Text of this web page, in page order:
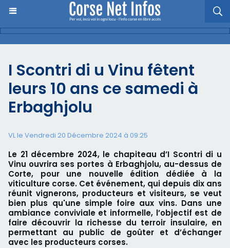
I Scontri di u Vinu fêtent
leurs 10 ans ce samedi à
Erbaghjolu
VL le Vendredi 20 Décembre 2024 à 09:25
Le 21 décembre 2024, le chapiteau d’I Scontri di u
Vinu ouvrira ses portes à Erbaghjolu, au-dessus de
Corte, pour une nouvelle édition dédiée à la
viticulture corse. Cet événement, qui depuis dix ans
réunit vignerons, producteurs et visiteurs, se veut
bien plus qu'une simple foire aux vins. Dans une
ambiance conviviale et informelle, l’objectif est de
faire découvrir la richesse du terroir insulaire, en
permettant au public de goûter et d’échanger
avec les producteurs corses.